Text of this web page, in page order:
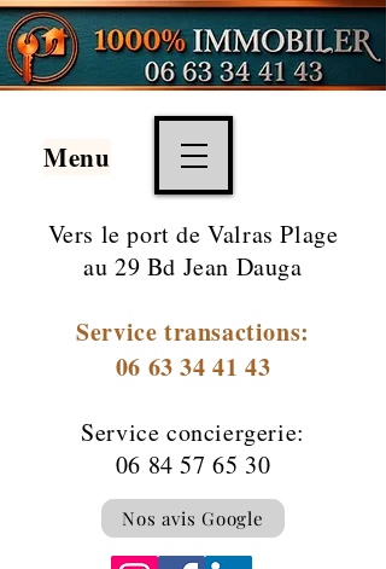
Vers le port deValras Plage
au 29 Bd Jean Dauga
Service transactions:
06 63 34 41 43
Service conciergerie:
06 84 57 65 30
Menu
Nos avis Google